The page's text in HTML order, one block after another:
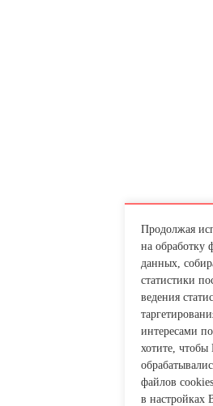
Продолжая
на обработку
данных,
статистики
ведения
интересами
хотите,
файлов
в настройках